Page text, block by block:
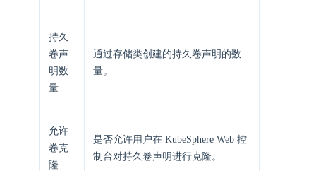
持久
卷声
明数
量
通过存储类创建的持久卷声明的数
量。
允许
卷克
隆
是否允许用户在 KubeSphere Web 控
制台对持久卷声明进行克隆。